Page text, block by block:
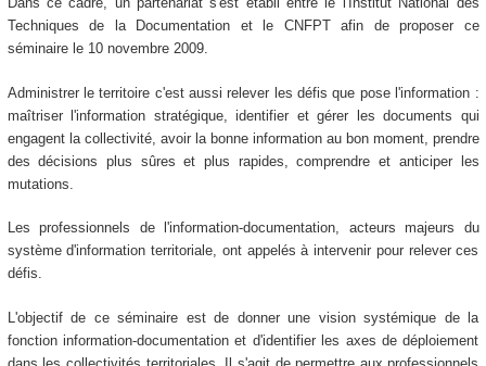
Techniques de la Documentation et le CNFPT afin de proposer ce
séminaire le 10 novembre 2009.
Administrer le territoire c'est aussi relever les défis que pose l'information :
maîtriser l'information stratégique, identifier et gérer les documents qui
engagent la collectivité, avoir la bonne information au bon moment, prendre
des décisions plus sûres et plus rapides, comprendre et anticiper les
mutations.
Les professionnels de l'information-documentation, acteurs majeurs du
système d'information territoriale, ont appelés à intervenir pour relever ces
défis.
L'objectif de ce séminaire est de donner une vision systémique de la
fonction information-documentation et d'identifier les axes de déploiement